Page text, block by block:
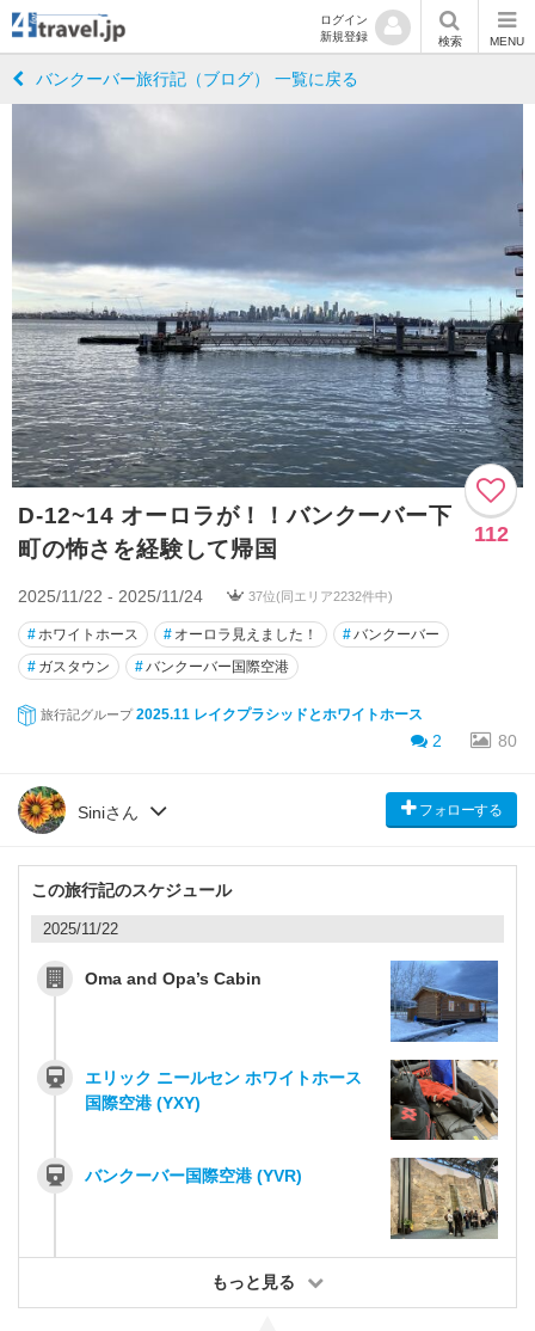
ログイン
新規登録
検索 MENU
バンクーバー旅行記（ブログ） 一覧に戻る
D-12~14 オーロラが！！バンクーバー下
町の怖さを経験して帰国
112
2025/11/22 - 2025/11/24 37位(同エリア2232件中)
#ホワイトホース # オーロラ見えました！ #バンクーバー
# ガスタウン #バンクーバー国際空港
旅行記グループ 2025.11 レイクプラシッドとホワイトホース
2 80
Siniさん フォローする
この旅行記のスケジュール
2025/11/22
Oma and Opa’s Cabin
エリック ニールセン ホワイトホース
国際空港 (YXY)
バンクーバー国際空港 (YVR)
もっと見る